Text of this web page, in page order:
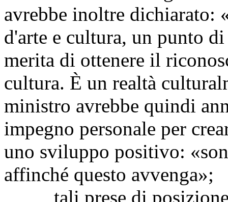
avrebbe inoltre dichiarato:
d'arte e cultura, un punto
merita di ottenere il
cultura. È un realtà
ministro avrebbe quindi
impegno personale per
uno sviluppo positivo:
affinché questo avvenga»;
tali prese di posizione